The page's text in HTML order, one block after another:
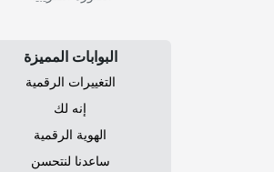
البوابات المميزة
التغييرات الرقمية
إنه لك
الهوية الرقمية
ساعدنا لنتحسن